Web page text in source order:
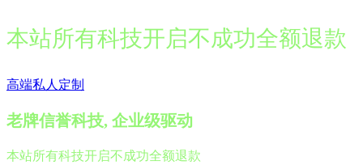
本站所有科技开启不成功全额退款
高端私人定制
老牌信誉科技, 企业级驱动
本站所有科技开启不成功全额退款